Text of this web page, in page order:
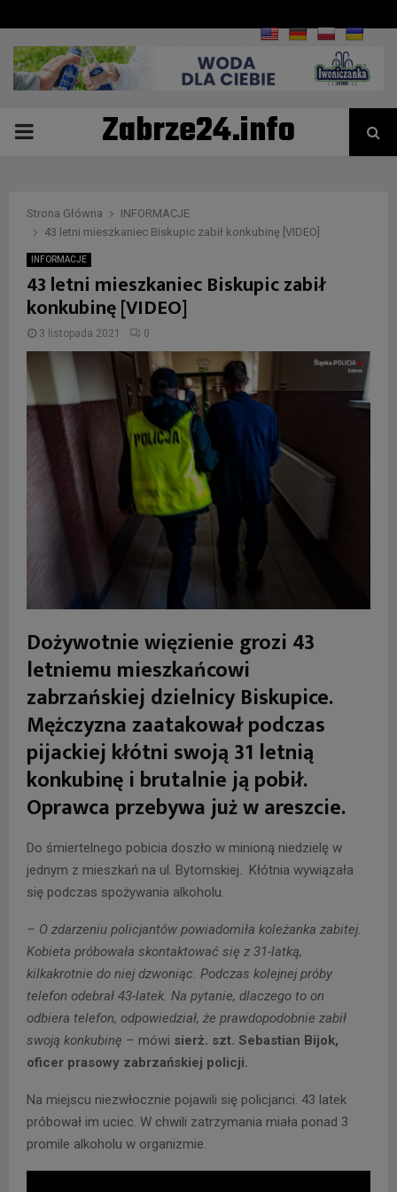
PRIMARYZabrze24.info
Strona Główna
INFORMACJE
43 letni mieszkaniec Biskupic zabił konkubinę [VIDEO]
INFORMACJE
43 letni mieszkaniec Biskupic zabił
konkubinę [VIDEO]
3 listopada 2021 0
Dożywotnie więzienie grozi 43
letniemu mieszkańcowi
zabrzańskiej dzielnicy Biskupice.
Mężczyzna zaatakował podczas
pijackiej kłótni swoją 31 letnią
konkubinę i brutalnie ją pobił.
Oprawca przebywa już w areszcie.
Do śmiertelnego pobicia doszło w minioną niedzielę w
jednym z mieszkań na ul. Bytomskiej. Kłótnia wywiązała
się podczas spożywania alkoholu.
– O zdarzeniu policjantów powiadomiła koleżanka zabitej.
Kobieta próbowała skontaktować się z 31-latką,
kilkakrotnie do niej dzwoniąc. Podczas kolejnej próby
telefon odebrał 43-latek. Na pytanie, dlaczego to on
odbiera telefon, odpowiedział, że prawdopodobnie zabił
swoją konkubinę – mówi sierż. szt. Sebastian Bijok,
oficer prasowy zabrzańskiej policji.
Na miejscu niezwłocznie pojawili się policjanci. 43 latek
próbował im uciec. W chwili zatrzymania miała ponad 3
promile alkoholu w organizmie.